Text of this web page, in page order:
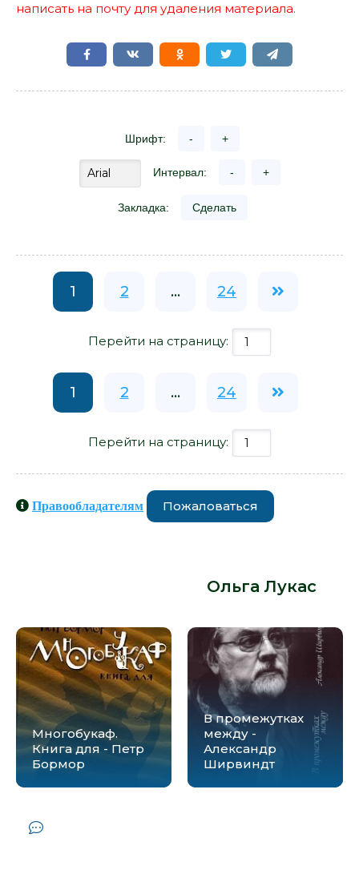
написать на почту для удаления материала.
Шрифт: - +
Интервал: - +
Закладка: Сделать
1 2 ... 24
Перейти на страницу:
1 2 ... 24
Перейти на страницу:
Правообладателям Пожаловаться
Ольга Лукас:
Многобукаф.
Книга для - Петр
Бормор
В промежутках
между -
Александр
Ширвиндт